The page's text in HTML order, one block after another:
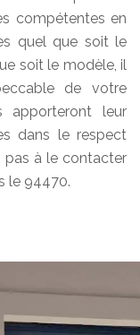
compétentes en
quel que soit le
soit le modèle, il
de votre
apporteront leur
dans le respect
pas à le contacter
le 94470.